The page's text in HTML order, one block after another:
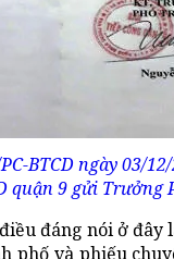
BTCD ngày 03/
quận 9 gửi Trưởng
đáng nói ở đây
phố và phiếu